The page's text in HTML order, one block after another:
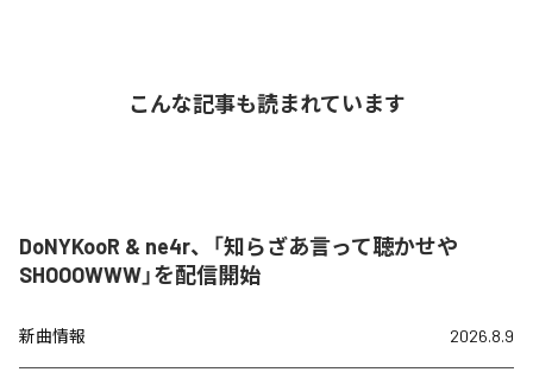
こんな記事も読まれています
DoNYKooR & ne4r、「知らざあ言って聴かせや
SHOOOWWW」を配信開始
新曲情報 2026.8.9